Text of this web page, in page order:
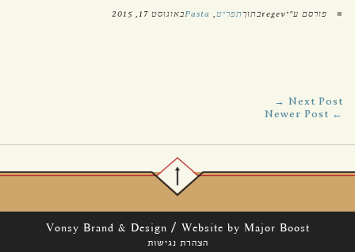
■ פורסם ע"יregevבתוך תפריט ,
Pastaבאוגוסט 17, 2015
Next Post →
← Newer Post
Vonsy Brand & Design / Website by Major Boost
הצהרת נגישות